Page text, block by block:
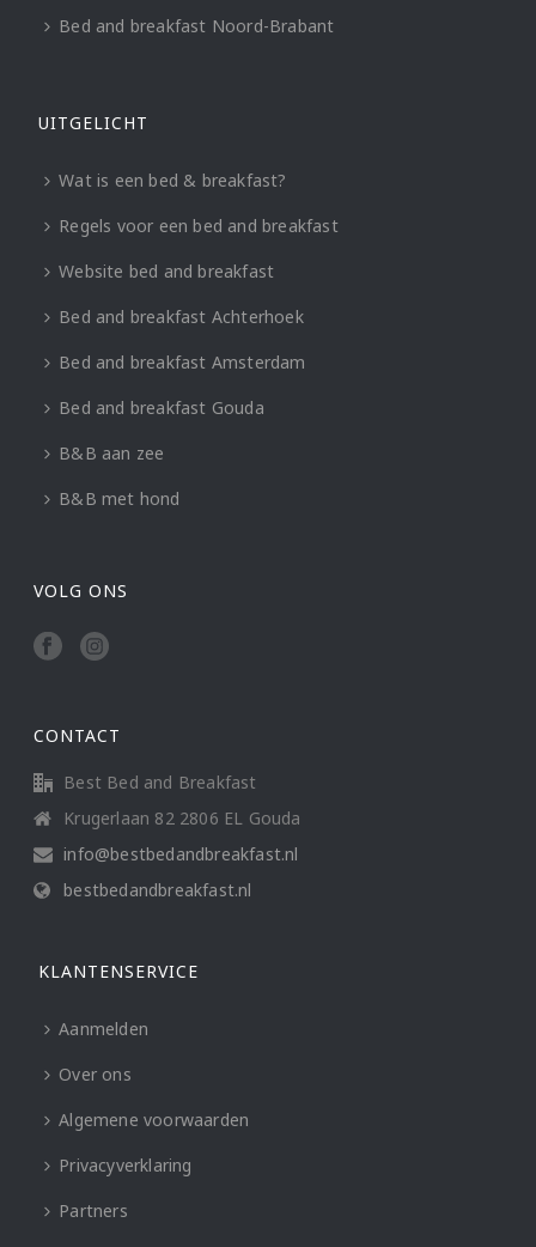
Bed and breakfast Noord-Brabant
UITGELICHT
Wat is een bed & breakfast?
Regels voor een bed and breakfast
Website bed and breakfast
Bed and breakfast Achterhoek
Bed and breakfast Amsterdam
Bed and breakfast Gouda
B&B aan zee
B&B met hond
VOLG ONS
CONTACT
Best Bed and Breakfast
Krugerlaan 82 2806 EL Gouda
info@bestbedandbreakfast.nl
bestbedandbreakfast.nl
KLANTENSERVICE
Aanmelden
Over ons
Algemene voorwaarden
Privacyverklaring
Partners